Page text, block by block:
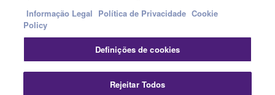
Consumer
Contacte-nosTermos e Condições
Política de Privacidade
Política de cookies
Informação Legal Política de Privacidade Cookie
Policy
Definições de cookies
Rejeitar Todos